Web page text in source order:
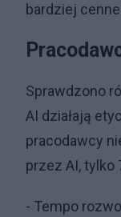
bardziej
Sprawdzono
AI działają
pracodawcy
przez AI, tylko
- Tempo